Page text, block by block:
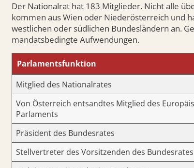
Der Nationalrat hat 183 Mitglieder. Nicht alle
kommen aus Wien oder Niederösterreich und
westlichen oder südlichen Bundesländern an.
mandatsbedingte Aufwendungen.
Parlamentsfunktion
Mitglied des Nationalrates
Von Österreich entsandtes Mitglied des
Parlaments
Präsident des Bundesrates
Stellvertreter des Vorsitzenden des Bundesrates